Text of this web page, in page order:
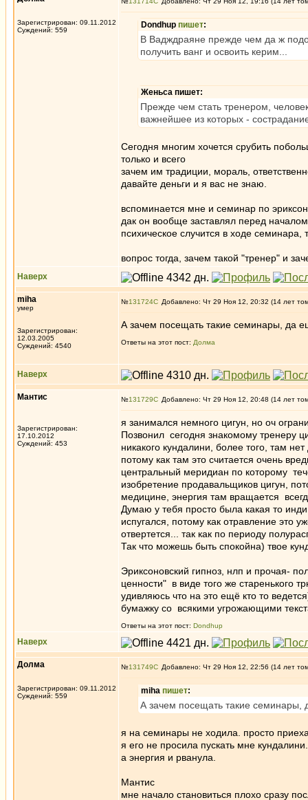
Зарегистрирован: 09.11.2012
Суждений: 559
Dondhup пишет:
В Вадждраяне прежде чем да ж
получить ванг и освоить керим...
Женьса пишет:
Прежде чем стать тренером,
важнейшее из которых -
Сегодня многим хочется срубить
только и всего
зачем им традиции, мораль,
давайте деньги и я вас не знаю.
вспоминается мне и семинар по
дак он вообще заставлял перед
психическое случится в ходе семинара,
вопрос тогда, зачем такой "тренер" и
Наверх
miha
умер
Зарегистрирован:
12.03.2005
Суждений: 4540
№131724 Добавлено: Чт 29 Ноя 12, 20:32 (14 лет
А зачем посещать такие семинары, да
Ответы на этот пост: Долма
Наверх
Мантис
Зарегистрирован:
17.10.2012
Суждений: 453
№131729 Добавлено: Чт 29 Ноя 12, 20:48 (14 лет
я занимался немного цигун, но оч
Позвонил сегодня знакомому тренеру
никакого кундалини, более того, там
потому как там это считается очень
центральный меридиан по которому
изобретение продавальщиков цигун,
медицине, энергия там вращается
Думаю у тебя просто была какая то
испугался, потому как отравление это
отвертется... так как по периоду
Так что можешь быть спокойна) твое
Эриксоновский гипноз, нлп и прочая-
ценности" в виде того же старенького
удивляюсь что на это ещё кто то
бумажку со всякими угрожающими
Ответы на этот пост: Dondhup
Наверх
Долма
Зарегистрирован: 09.11.2012
Суждений: 559
№131749 Добавлено: Чт 29 Ноя 12, 22:56 (14 лет
miha пишет:
А зачем посещать такие семинары,
я на семинары не ходила. просто
я его не просила пускать мне
а энергия и рванула.
Мантис
мне начало становиться плохо сразу